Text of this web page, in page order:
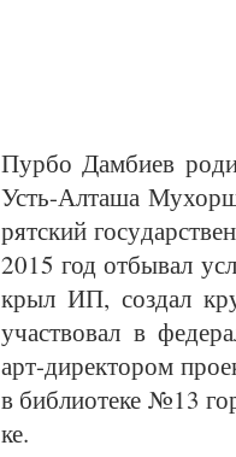
Пур­бо Дам­би­ев
Усть-Ал­та­ша
рят­ский
2015 год от­бы­вал
крыл ИП, со­здал
участ­во­вал в
арт-ди­рек­то­ром
в биб­лио­те­ке №13
ке.